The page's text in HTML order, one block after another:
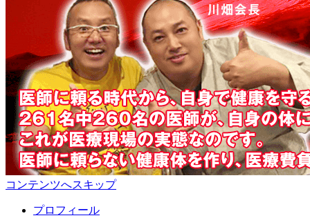
コンテンツへスキップ
プロフィール